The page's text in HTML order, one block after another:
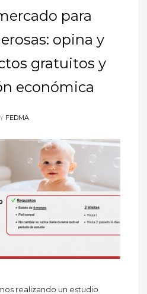
para
opina y
gratuitos y
económica
FEDMA
realizando un estudio